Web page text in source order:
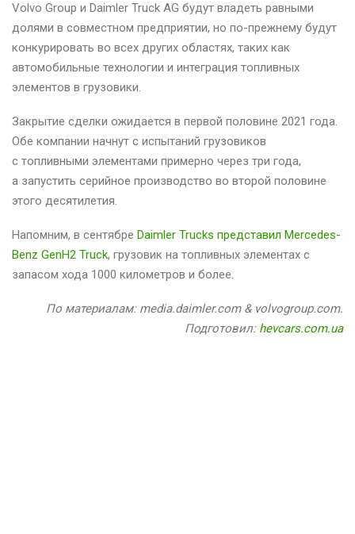
Volvo Group и Daimler Truck AG будут владеть равными
долями в совместном предприятии, но по-прежнему будут
конкурировать во всех других областях, таких как
автомобильные технологии и интеграция топливных
элементов в грузовики.
Закрытие сделки ожидается в первой половине 2021 года.
Обе компании начнут с испытаний грузовиков
с топливными элементами примерно через три года,
а запустить серийное производство во второй половине
этого десятилетия.
Напомним, в сентябре Daimler Trucks представил Mercedes-
Benz GenH2 Truck, грузовик на топливных элементах с
запасом хода 1000 километров и более.
По материалам: media.daimler.com & volvogroup.com.
Подготовил: hevcars.com.ua